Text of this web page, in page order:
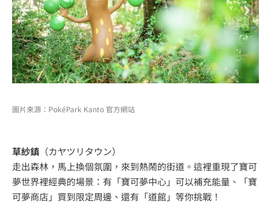
圖片來源：PokéPark Kanto 官方網站
草紗鎮 （カヤツリタウン）
走出森林，馬上換個氛圍，來到熱鬧的街道。這裡重現了寶可
夢世界裡經典的場景：有「寶可夢中心」可以補充能量、「寶
可夢商店」買到限定周邊、還有「道館」等你挑戰！